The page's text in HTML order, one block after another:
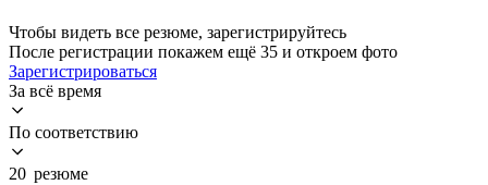
Чтобы видеть все резюме, зарегистрируйтесь
После регистрации покажем ещё 35 и откроем фото
Зарегистрироваться
За всё время
По соответствию
20 резюме